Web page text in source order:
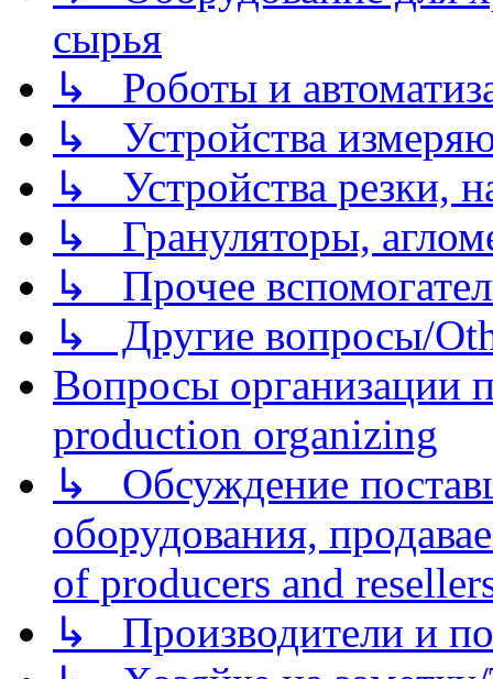
сырья
↳ Роботы и
↳ Устройства
↳ Устройства резки,
↳ Грануляторы,
↳ Прочее
↳ Другие вопросы/
Вопросы организации
production organizing
↳ Обсуждение
оборудования,
of producers and
↳ Производители и